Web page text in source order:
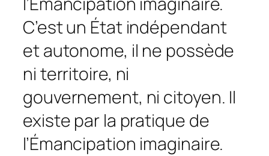
C’est un État indépendant
et autonome, il ne possède
ni territoire, ni
gouvernement, ni citoyen. Il
existe par la pratique de
l’Émancipation imaginaire.